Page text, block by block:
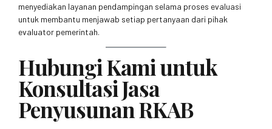
menyediakan layanan pendampingan selama proses evaluasi
untuk membantu menjawab setiap pertanyaan dari pihak
evaluator pemerintah.
Hubungi Kami untuk
Konsultasi Jasa
Penyusunan RKAB